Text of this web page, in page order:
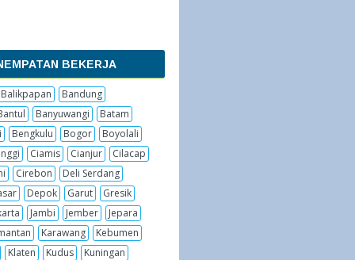
BEKERJA
Balikpapan
Bandung
Banyuwangi
Batam
Bengkulu Bogor
Boyolali
Ciamis Cianjur
Cilacap
Cirebon
Deli Serdang
Depok Garut
Gresik
Jambi Jember
Jepara
Karawang
Kebumen
Klaten
Kudus
Kuningan